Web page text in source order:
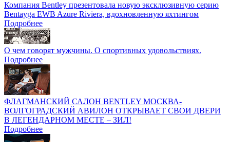
Компания Bentley презентовала новую эксклюзивную серию
Bentayga EWB Azure Riviera, вдохновленную яхтингом
Подробнее
О чем говорят мужчины. О спортивных удовольствиях.
Подробнее
ФЛАГМАНСКИЙ САЛОН BENTLEY МОСКВА-
ВОЛГОГРАДСКИЙ АВИЛОН ОТКРЫВАЕТ СВОИ ДВЕРИ
В ЛЕГЕНДАРНОМ МЕСТЕ – ЗИЛ!
Подробнее